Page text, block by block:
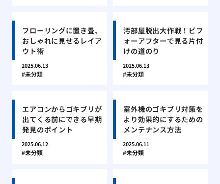
フローリングに置き畳、
おしゃれに見せるレイア
ウト術
2025.06.13
未分類
汚部屋脱出大作戦！ビフ
ォーアフターで見る片付
けの道のり
2025.06.13
未分類
エアコンからゴキブリが
出てくる前にできる早期
発見のポイント
2025.06.12
未分類
室外機のゴキブリ対策を
より効果的にするための
メンテナンス方法
2025.06.11
未分類